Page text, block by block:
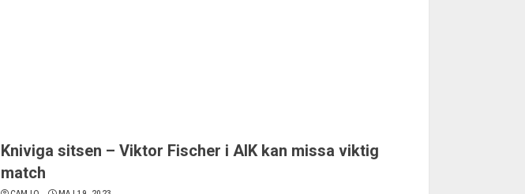
Kniviga sitsen – Viktor Fischer i AIK kan missa viktig
match